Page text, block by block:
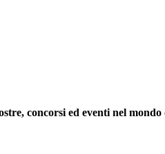
concorsi ed eventi nel